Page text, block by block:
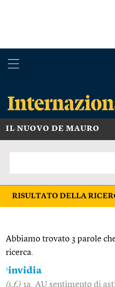
IL NUOVO DE MAURO
RISULTATO DELLA
Abbiamo trovato 3 parole
ricerca.
1invidia
(s.f.) 1a. AU sentimento di